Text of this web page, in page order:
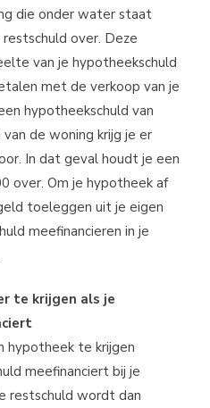
die onder water staat
over. Deze
van je hypotheekschuld
met de verkoop van je
hypotheekschuld van
de woning krijg je er
In dat geval houdt je een
over. Om je hypotheek af
toeleggen uit je eigen
meefinancieren in je
te krijgen als je
hypotheek te krijgen
meefinanciert bij je
restschuld wordt dan